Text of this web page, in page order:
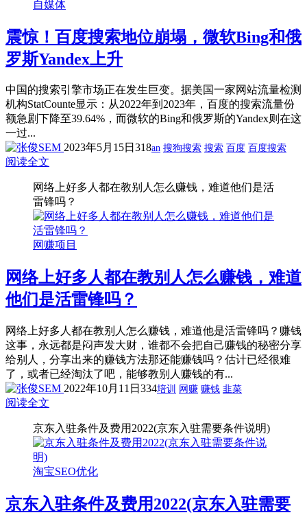
自媒体
震惊！百度搜索地位崩塌，微软Bing和俄
罗斯Yandex上升
中国的搜索引擎市场正在发生巨变。据美国一家网站流量检测
机构StatCounte显示：从2022年到2023年，百度的搜索流量份
额急剧下降至39.64%，而微软的Bing和俄罗斯的Yandex则在这
一过...
2023年5月15日 318an 搜狗搜索 搜索 百度 百度搜索
阅读全文
网络上好多人都在教别人怎么赚钱，难道他们是活
雷锋吗？
网赚项目
网络上好多人都在教别人怎么赚钱，难道
他们是活雷锋吗？
网络上好多人都在教别人怎么赚钱，难道他是活雷锋吗？赚钱
这事，永远都是闷声发大财，谁都不会把自己赚钱的秘密分享
给别人，分享出来的赚钱方法那还能赚钱吗？估计已经很难
了，或者已经淘汰了吧，能够教别人赚钱的有...
2022年10月11日 334培训 网赚 赚钱 韭菜
阅读全文
京东入驻条件及费用2022(京东入驻需要条件说明)
淘宝SEO优化
京东入驻条件及费用2022(京东入驻需要